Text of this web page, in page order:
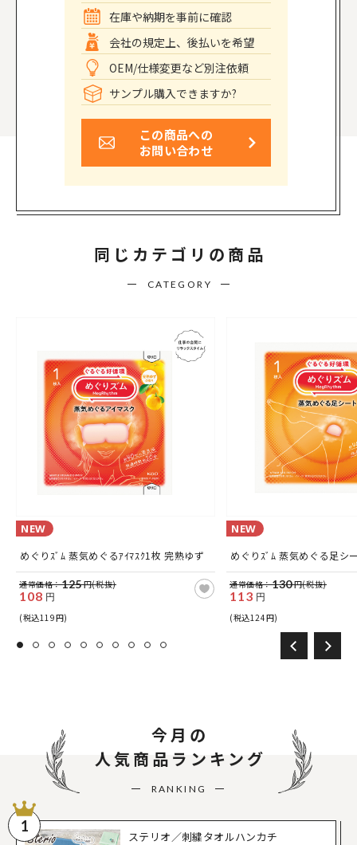
在庫や納期を事前に確認
会社の規定上、後払いを希望
OEM/仕様変更など別注依頼
サンプル購入できますか?
この商品への
お問い合わせ
同じカテゴリの商品
CATEGORY
NEW
めぐりｽﾞﾑ 蒸気めぐるｱｲﾏｽｸ1枚 完熟ゆず
通常価格：125円(税抜)
108 円
(税込119円)
NEW
めぐりｽﾞﾑ 蒸気めぐる足シ
通常価格：130円(税抜)
113 円
(税込124円)
今月の
人気商品ランキング
RANKING
1
ステリオ／刺繍タオルハンカチ